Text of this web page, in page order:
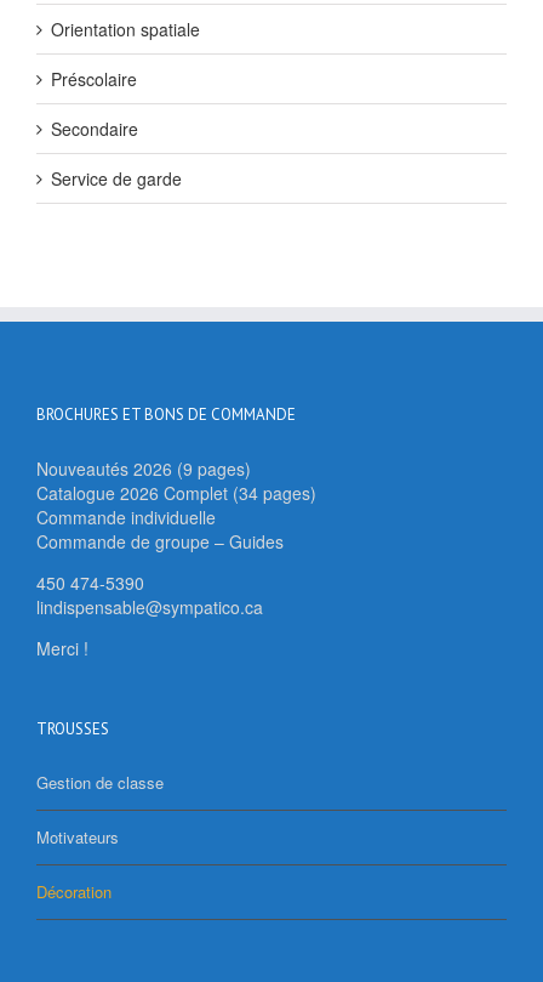
Orientation spatiale
Préscolaire
Secondaire
Service de garde
BROCHURES ET BONS DE COMMANDE
Nouveautés 2026 (9 pages)
Catalogue 2026 Complet (34 pages)
Commande individuelle
Commande de groupe – Guides
450 474-5390
lindispensable@sympatico.ca
Merci !
TROUSSES
Gestion de classe
Motivateurs
Décoration